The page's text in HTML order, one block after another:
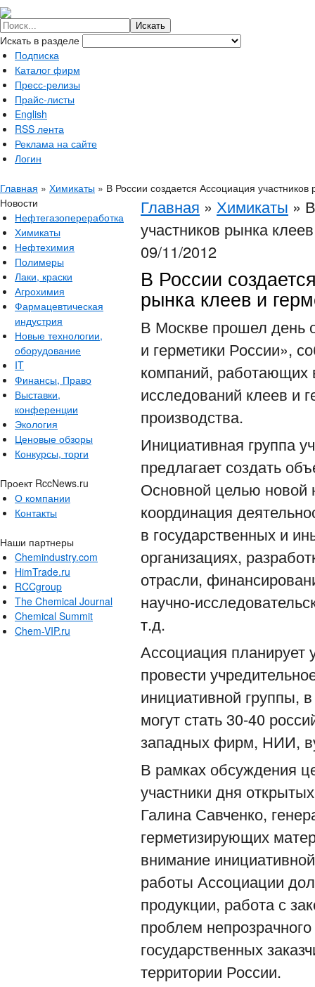
Искать в разделе
Подписка
Каталог фирм
Пресс-релизы
Прайс-листы
English
RSS лента
Реклама на сайте
Логин
Главная » Химикаты » В России создается Ассоциация участников
Новости
Нефтегазопереработка
Химикаты
Нефтехимия
Полимеры
Лаки, краски
Агрохимия
Фармацевтическая
индустрия
Новые технологии,
оборудование
IT
Финансы, Право
Выставки,
конференции
Экология
Ценовые обзоры
Конкурсы, торги
Проект RccNews.ru
О компании
Контакты
Наши партнеры
Chemindustry.com
HimTrade.ru
RCCgroup
The Chemical Journal
Chemical Summit
Chem-VIP.ru
Главная » Химикаты »
участников рынка
09/11/2012
В России
рынка клеев и
В Москве прошел день
и герметики России»,
компаний, работающих
исследований клеев и
производства.
Инициативная группа
предлагает создать
Основной целью новой
координация
в государственных и
организациях,
отрасли,
научно-
т.д.
Ассоциация планирует
провести
инициативной группы,
могут стать 30-40
западных фирм, НИИ,
В рамках обсуждения
участники дня
Галина Савченко,
герметизирующих
внимание
работы Ассоциации
продукции, работа с
проблем
государственных
территории России.